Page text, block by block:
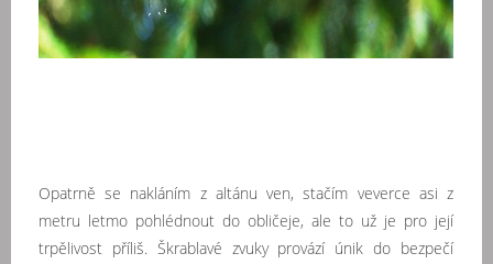
Opatrně se nakláním z altánu ven, stačím veverce asi z
metru letmo pohlédnout do obličeje, ale to už je pro její
trpělivost příliš. Škrablavé zvuky provází únik do bezpečí